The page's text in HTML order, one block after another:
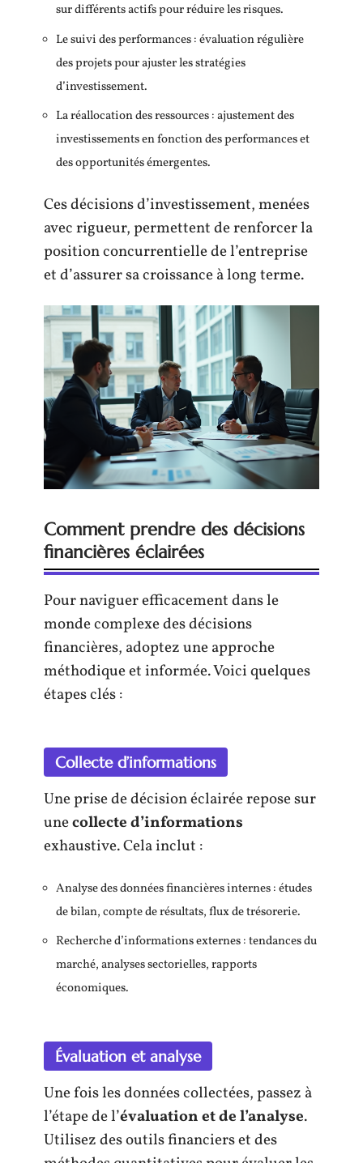
sur différents actifs pour réduire les risques.
Le suivi des performances : évaluation régulière
des projets pour ajuster les stratégies
d’investissement.
La réallocation des ressources : ajustement des
investissements en fonction des performances et
des opportunités émergentes.
Ces décisions d’investissement, menées
avec rigueur, permettent de renforcer la
position concurrentielle de l’entreprise
et d’assurer sa croissance à long terme.
Comment prendre des décisions
financières éclairées
Pour naviguer efficacement dans le
monde complexe des décisions
financières, adoptez une approche
méthodique et informée. Voici quelques
étapes clés :
Collecte d’informations
Une prise de décision éclairée repose sur
unecollecte d’informations
exhaustive. Cela inclut :
Analyse des données financières internes : études
de bilan, compte de résultats, flux de trésorerie.
Recherche d’informations externes : tendances du
marché, analyses sectorielles, rapports
économiques.
Évaluation et analyse
Une fois les données collectées, passez à
l’étape de l’évaluation et de l’analyse.
Utilisez des outils financiers et des